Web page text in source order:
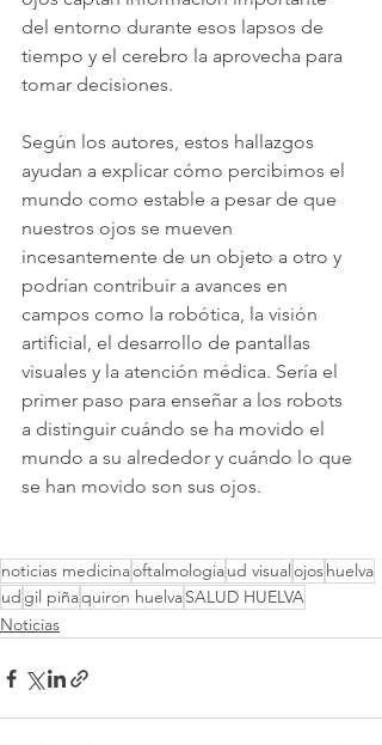
del entorno durante esos lapsos de
tiempo y el cerebro la aprovecha para
tomar decisiones.
Según los autores, estos hallazgos
ayudan a explicar cómo percibimos el
mundo como estable a pesar de que
nuestros ojos se mueven
incesantemente de un objeto a otro y
podrían contribuir a avances en
campos como la robótica, la visión
artificial, el desarrollo de pantallas
visuales y la atención médica. Sería el
primer paso para enseñar a los robots
a distinguir cuándo se ha movido el
mundo a su alrededor y cuándo lo que
se han movido son sus ojos.
noticias medicinaoftalmologiaud visual ojos huelva
ud gil piñaquiron huelvaSALUD HUELVA
Noticias